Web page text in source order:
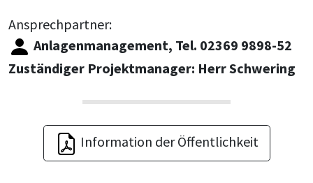
Ansprechpartner:
Anlagenmanagement, Tel. 02369 9898-52
Zuständiger Projektmanager: Herr Schwering
Information der Öffentlichkeit